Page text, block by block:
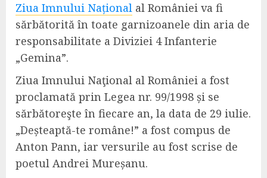
Ziua Imnului Național al României va fi
sărbătorită în toate garnizoanele din aria de
responsabilitate a Diviziei 4 Infanterie
„Gemina”.
Ziua Imnului Naţional al României a fost
proclamată prin Legea nr. 99/1998 și se
sărbătoreşte în fiecare an, la data de 29 iulie.
„Deșteaptă-te române!” a fost compus de
Anton Pann, iar versurile au fost scrise de
poetul Andrei Mureșanu.